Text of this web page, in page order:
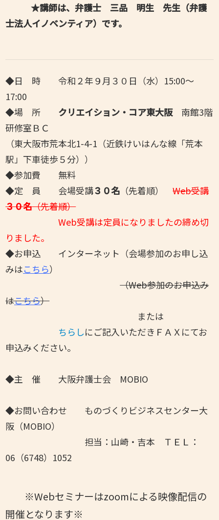
★講師は、弁護士 三品 明生 先生 （弁護
士法人イノベンティア）です。
◆日 時 令和２年９月３０日（水）15:00～
17:00
◆場 所 クリエイション・コア東大阪南館3階
研修室ＢＣ
（東大阪市荒本北1-4-1（近鉄けいはんな線「荒本
駅」下車徒歩５分））
◆参加費 無料
◆定 員 会場受講３０名 （先着順）Web受講
３０名（先着順）
Web受講は定員になりましたの締め切
りました。
◆お申込 インターネット（会場参加のお申し込
みはこちら）
（Web参加のお申込み
はこちら）
または
ちらしにご記入いただきＦＡＸにてお
申込みください。
◆主 催 大阪弁護士会 MOBIO
◆お問い合わせ ものづくりビジネスセンター大
阪（MOBIO）
担当：山崎・吉本 ＴＥＬ：
06（6748）1052
※Webセミナーはzoomによる映像配信の
開催となります※